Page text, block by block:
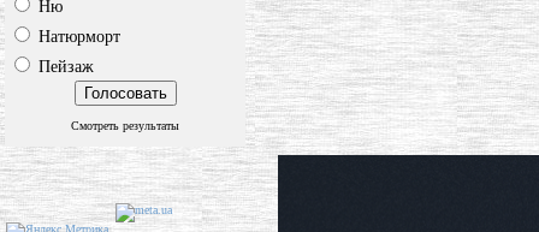
Ню
Натюрморт
Пейзаж
Смотреть результаты